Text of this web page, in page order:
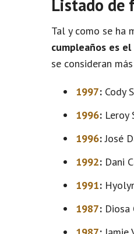
Listado de
Tal y como se ha
cumpleaños es
se consideran
1997: Cody
1996: Leroy
1996:José
1992: Dani
1991:
1987: